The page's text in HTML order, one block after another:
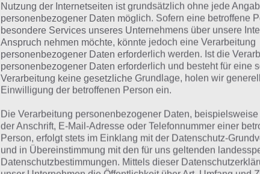
Das Video stellt die Tipps noch bezüglich Akt 1 dar,
dritten Akt des Events:
Nutzung der Internetseiten ist grundsätzlich ohne jede
personenbezogener Daten möglich. Sofern eine betroffene
besondere Services unseres Unternehmens über unsere
Anspruch nehmen möchte, könnte jedoch eine Verarbeitung
personenbezogener Daten erforderlich werden. Ist die
personenbezogener Daten erforderlich und besteht für eine
Verarbeitung keine gesetzliche Grundlage, holen wir
Einwilligung der betroffenen Person ein.
Die Verarbeitung personenbezogener Daten,
der Anschrift, E-Mail-Adresse oder Telefonnummer einer
Person, erfolgt stets im Einklang mit der Datenschutz-
und in Übereinstimmung mit den für uns geltenden
Datenschutzbestimmungen. Mittels dieser